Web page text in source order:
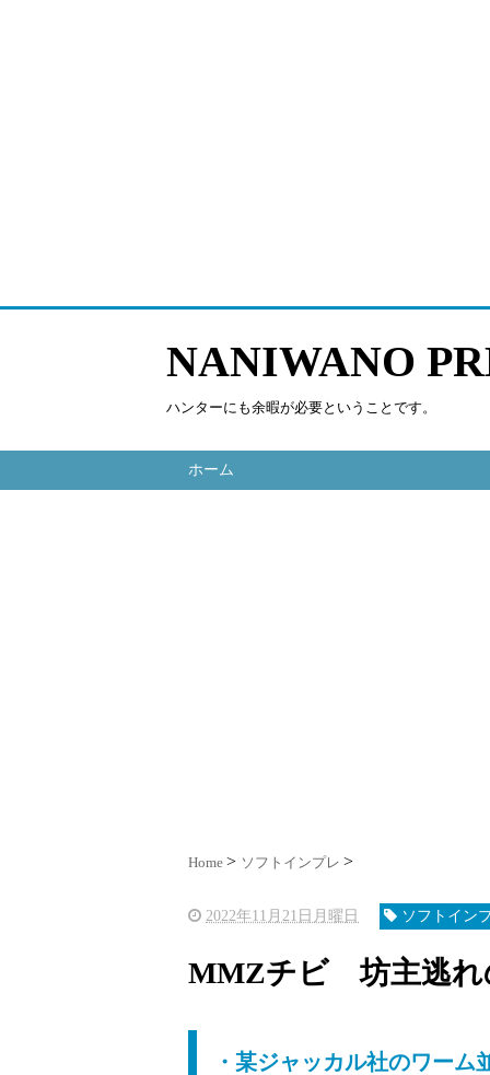
NANIWANO
ハンターにも余暇が必要ということです。
ホーム
Home ソフトインプレ
2022年11月21日月曜日 ソフトイン
MMZチビ 坊主逃れ
・某ジャッカル社のワーム